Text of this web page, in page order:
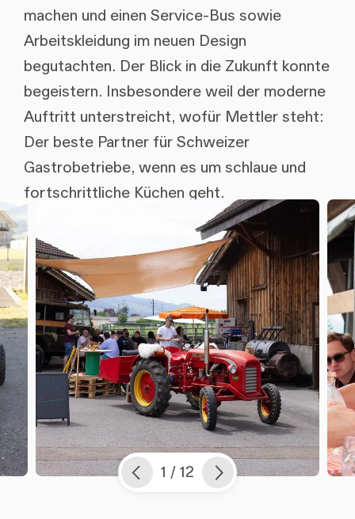
machen und einen Service-Bus sowie
Arbeitskleidung im neuen Design
begutachten. Der Blick in die Zukunft konnte
begeistern. Insbesondere weil der moderne
Auftritt unterstreicht, wofür Mettler steht:
Der beste Partner für Schweizer
Gastrobetriebe, wenn es um schlaue und
fortschrittliche Küchen geht.
1 / 12